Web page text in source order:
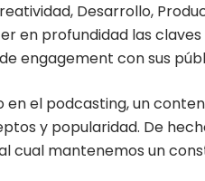
Desarrollo,
en profundidad las
engagement con sus
en el podcasting, un
y popularidad. De
cual mantenemos un